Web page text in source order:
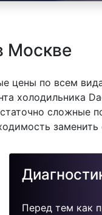
Москве
цены по всем
холодильника
сложные
Перед тем как